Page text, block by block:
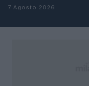
Salta al contenuto
7 Agosto 2026